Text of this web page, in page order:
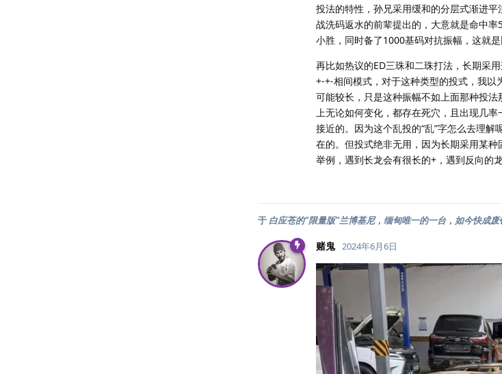
投法的特性，孙兄采用缓和的分层式渐进
战洗码返水的前辈提出的，大意就是命中
小胜，同时备了1000基码对抗振幅，这就是
再比如热议的ED三珠和二珠打法，长期采
+-+-相间模式，对于这种类型的投式，我
可能较长，只是这种振幅不如上面那种投
上无论如何变化，都存在死穴，且出现几
接近的。因为这个乱投的“乱”字怎么去理
在的。但投式绝非无用，因为长期采用某
举例，遇到长龙会有很长的+，遇到反向的
于 白应苍的“限量版”兰博基尼，缅甸唯一的一台，如今快成废
赌鬼 2024年6月6日